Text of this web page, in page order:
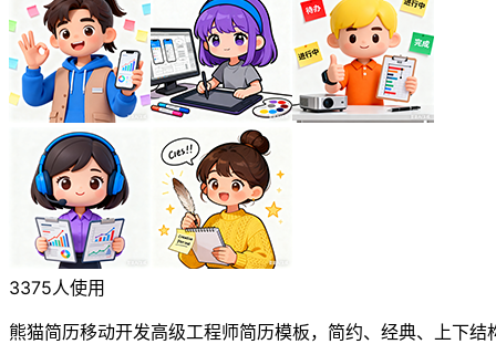
3375人使用
熊猫简历移动开发高级工程师简历模板，简约、经典、上下结